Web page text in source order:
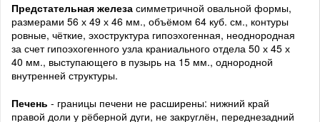
Предстательная железа симметричной овальной формы,
размерами 56 х 49 х 46 мм., объёмом 64 куб. см., контуры
ровные, чёткие, эхоструктура гипоэхогенная, неоднородная
за счет гипоэхогенного узла краниального отдела 50 х 45 х
40 мм., выступающего в пузырь на 15 мм., однородной
внутренней структуры.
Печень - границы печени не расширены: нижний край
правой доли у рёберной дуги, не закруглён, переднезадний